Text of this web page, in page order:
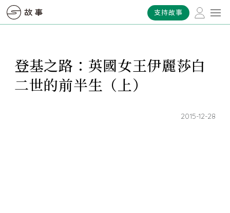
支持故事
登基之路：英國女王伊麗莎白
二世的前半生（上）
2015-12-28